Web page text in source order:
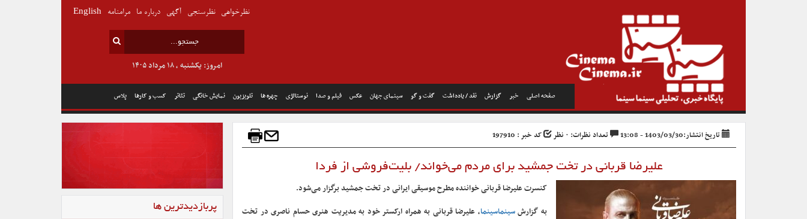
صفحه اصلی خبر گزارش نقد / یادداشت گفت و گو سینمای جهان عکس فیلم و صدا نوستالژی چهره ها تلویزیون نمایش خانگی تئاتر کسب و کارها پلاس
امروز: یکشنبه , ۱۸ مرداد ۱۴۰۵
نظرخواهی نظرسنجی آگهی درباره ما مرامنامه English
تاریخ انتشار:1403/03/30 - 13:08 تعداد نظرات: ۰ نظر کد خبر : 197910
علیرضا قربانی در تخت جمشید برای مردم می‌خواند/ بلیت‌فروشی از فردا
کنسرت علیرضا قربانی خواننده مطرح موسیقی ایرانی در تخت جمشید برگزار می‌شود.
به گزارشسینماسینما، علیرضا قربانی به همراه ارکستر خود به مدیریت هنری حسام ناصری در تخت
پربازدیدترین ها